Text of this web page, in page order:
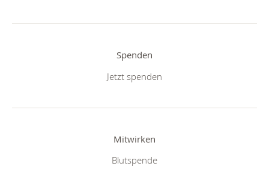
Spenden
Jetzt spenden
Mitwirken
Blutspende